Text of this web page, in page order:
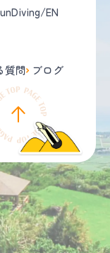
EN
質問 ブログ